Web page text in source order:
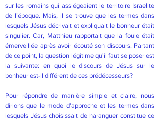
sur les romains qui assiégeaient le territoire Israelite
de l’époque. Mais, il se trouve que les termes dans
lesquels Jésus décrivait et expliquait le bonheur était
singulier. Car, Matthieu rapportait que la foule était
émerveillée après avoir écouté son discours. Partant
de ce point, la question légitime qu'il faut se poser est
la suivante: en quoi le discours de Jésus sur le
bonheur est-il différent de ces prédécesseurs?
Pour répondre de manière simple et claire, nous
dirions que le mode d'approche et les termes dans
lesquels Jésus choisissait de haranguer constitue ce